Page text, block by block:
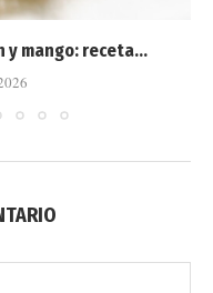
y mango: receta...